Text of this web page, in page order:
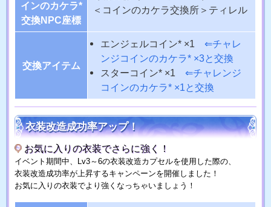
インのカケラ*
交換NPC座標
＜コインのカケラ交換所＞ティレル
交換アイテム
エンジェルコイン* ×1 ⇐チャレ
ンジコインのカケラ* ×3と交換
スターコイン* ×1 ⇐チャレンジ
コインのカケラ* ×1と交換
衣装改造成功率アップ！
お気に入りの衣装でさらに強く！
イベント期間中、Lv3～6の衣装改造カプセルを使用した際の、
衣装改造成功率が上昇するキャンペーンを開催しました！
お気に入りの衣装でより強くなっちゃいましょう！